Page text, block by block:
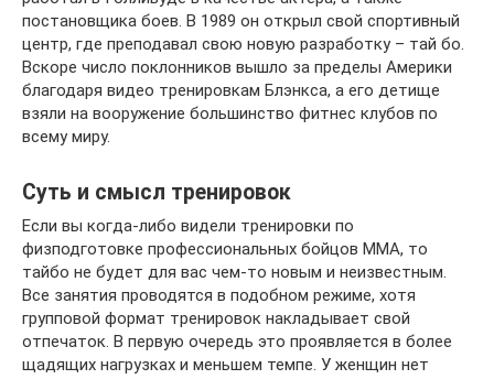
постановщика боев. В 1989 он открыл свой спортивный
центр, где преподавал свою новую разработку – тай бо.
Вскоре число поклонников вышло за пределы Америки
благодаря видео тренировкам Блэнкса, а его детище
взяли на вооружение большинство фитнес клубов по
всему миру.
Суть и смысл тренировок
Если вы когда-либо видели тренировки по
физподготовке профессиональных бойцов MMA, то
тайбо не будет для вас чем-то новым и неизвестным.
Все занятия проводятся в подобном режиме, хотя
групповой формат тренировок накладывает свой
отпечаток. В первую очередь это проявляется в более
щадящих нагрузках и меньшем темпе. У женщин нет